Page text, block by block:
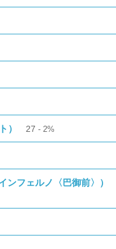
） 27 2%
フェルノ〈巴御前〉）